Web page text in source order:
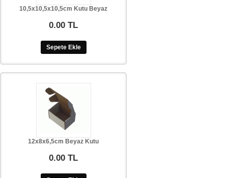
10,5x10,5x10,5cm Kutu Beyaz
0.00 TL
Sepete Ekle
12x8x6,5cm Beyaz Kutu
0.00 TL